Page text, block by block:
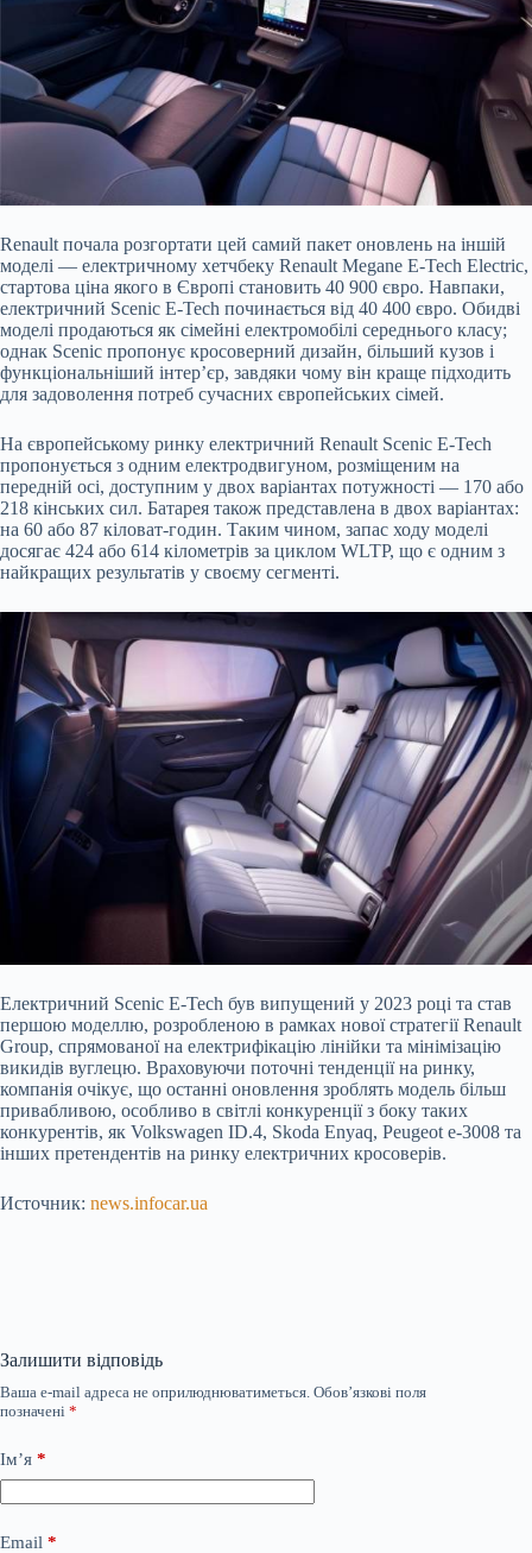
Renault почала розгортати цей самий пакет оновлень на іншій
моделі — електричному хетчбеку Renault Megane E-Tech Electric,
стартова ціна якого в Європі становить 40 900 євро. Навпаки,
електричний Scenic E-Tech починається від 40 400 євро. Обидві
моделі продаються як сімейні електромобілі середнього класу;
однак Scenic пропонує кросоверний дизайн, більший кузов і
функціональніший інтер’єр, завдяки чому він краще підходить
для задоволення потреб сучасних європейських сімей.
На європейському ринку електричний Renault Scenic E-Tech
пропонується з одним електродвигуном, розміщеним на
передній осі, доступним у двох варіантах потужності — 170 або
218 кінських сил. Батарея також представлена в двох варіантах:
на 60 або 87 кіловат-годин. Таким чином, запас ходу моделі
досягає 424 або 614 кілометрів за циклом WLTP, що є одним з
найкращих результатів у своєму сегменті.
Електричний Scenic E-Tech був випущений у 2023 році та став
першою моделлю, розробленою в рамках нової стратегії Renault
Group, спрямованої на електрифікацію лінійки та мінімізацію
викидів вуглецю. Враховуючи поточні тенденції на ринку,
компанія очікує, що останні оновлення зроблять модель більш
привабливою, особливо в світлі конкуренції з боку таких
конкурентів, як Volkswagen ID.4, Skoda Enyaq, Peugeot e-3008 та
інших претендентів на ринку електричних кросоверів.
Источник: news.infocar.ua
Залишити відповідь
Ваша e-mail адреса не оприлюднюватиметься. Обов’язкові поля
позначені *
Ім’я *
Email *